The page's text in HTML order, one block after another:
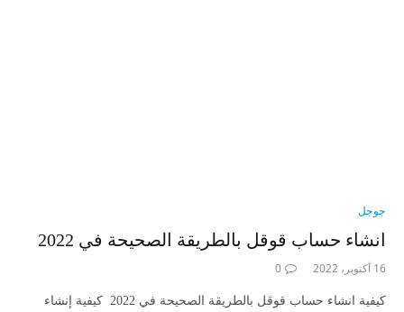
جوجل
انشاء حساب قوقل بالطريقة الصحيحة في 2022
16 أكتوبر، 2022 0
كيفية انشاء حساب قوقل بالطريقة الصحيحة في 2022 كيفية إنشاء